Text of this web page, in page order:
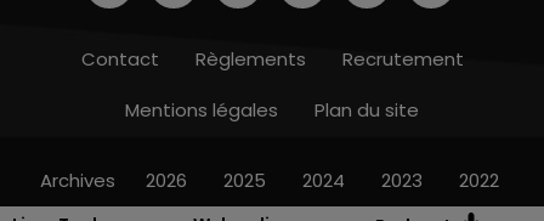
Contact Règlements
Recrutement
Mentions légales
Plan du site
Archives 2026 2025 2024 2023 2022